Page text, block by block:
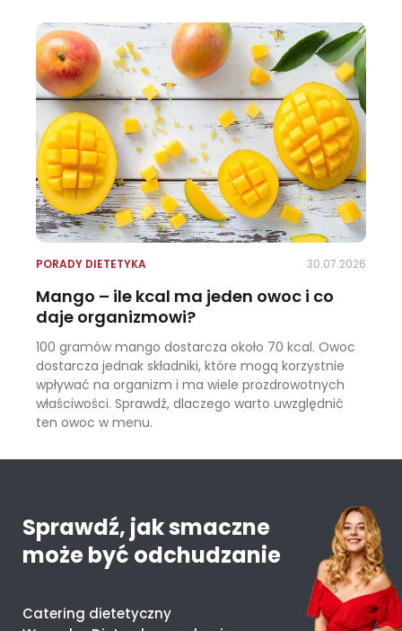
PORADY DIETETYKA 30.07.2026
Mango – ile kcal ma jeden owoc i co
daje organizmowi?
100 gramów mango dostarcza około 70 kcal. Owoc
dostarcza jednak składniki, które mogą korzystnie
wpływać na organizm i ma wiele prozdrowotnych
właściwości. Sprawdź, dlaczego warto uwzględnić
ten owoc w menu.
Sprawdź, jak smaczne
może być odchudzanie
Catering dietetyczny